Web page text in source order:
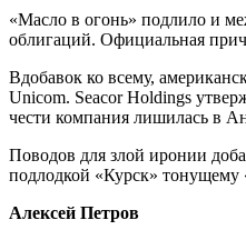
«Масло в огонь» подлило и
облигаций. Официальная
Вдобавок ко всему,
Unicom. Seacor Holdings
чести компания лишилась в
Поводов для злой иронии
подлодкой «Курск» тонущему
Алексей Петров